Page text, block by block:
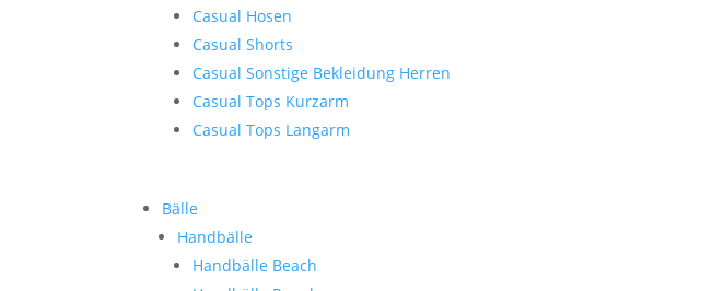
Casual Hosen
Casual Shorts
Casual Sonstige Bekleidung Herren
Casual Tops Kurzarm
Casual Tops Langarm
Bälle
Handbälle
Handbälle Beach